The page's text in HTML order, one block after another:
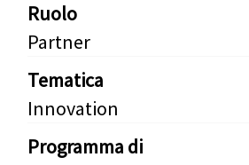
Ruolo
Partner
Tematica
Innovation
Programma di